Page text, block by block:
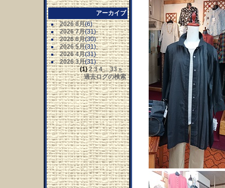
アーカイブ
2026 8月(6)
2026 7月(31)
2026 6月(30)
2026 5月(31)
2026 4月(31)
2026 3月(31)
(1) 2 3 4...33 »
過去ログの検索